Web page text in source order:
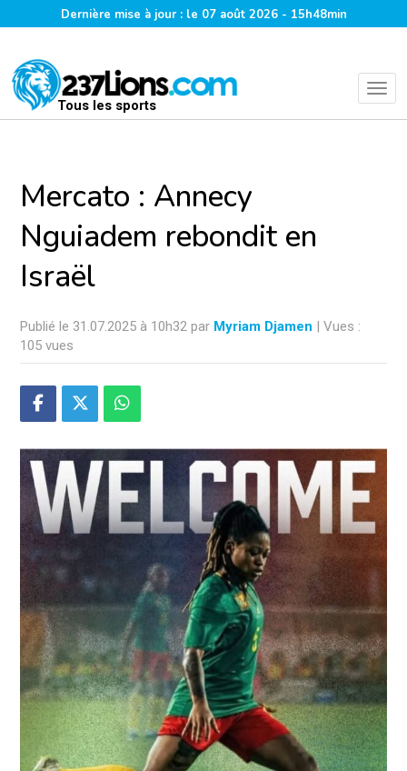
Dernière mise à jour : le 07 août 2026 - 15h48min
Tous les sports
Mercato : Annecy
Nguiadem rebondit en
Israël
Publié le 31.07.2025 à 10h32 par Myriam Djamen | Vues :
105 vues